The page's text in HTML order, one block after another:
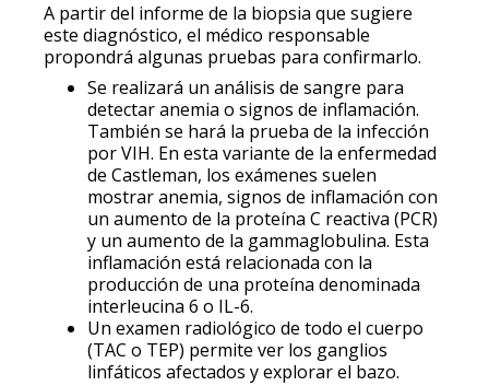
A partir del informe de la biopsia que sugiere
este diagnóstico, el médico responsable
propondrá algunas pruebas para confirmarlo.
Se realizará un análisis de sangre para
detectar anemia o signos de inflamación.
También se hará la prueba de la infección
por VIH. En esta variante de la enfermedad
de Castleman, los exámenes suelen
mostrar anemia, signos de inflamación con
un aumento de la proteína C reactiva (PCR)
y un aumento de la gammaglobulina. Esta
inflamación está relacionada con la
producción de una proteína denominada
interleucina 6 o IL-6.
Un examen radiológico de todo el cuerpo
(TAC o TEP) permite ver los ganglios
linfáticos afectados y explorar el bazo.